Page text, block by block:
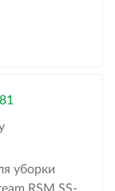
уборки